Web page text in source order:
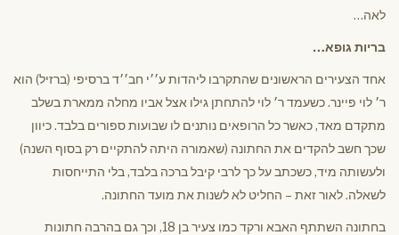
לאה…
בריות גופא…
אחד הצעירים הראשונים שהתקרבו ליהדות ע׳׳י חב׳׳ד ברסיפי (ברזיל) הוא
ר׳ לוי פיינר. כשעמד ר׳ לוי להתחתן גילו אצל אביו מחלה ממארת בשלב
מתקדם מאד, כאשר כל הרופאים נותנים לו שבועות ספורים בלבד. כיוון
שכך חשב להקדים את החתונה (שאמורה היתה להתקיים רק בסוף השנה)
ולעשותה מיד, כשכתב על כך לרבי קיבל ברכה בלבד, בלי התייחסות
לשאלה. לאור זאת – החליט לא לשנות את מועד החתונה.
בחתונה השתתף האבא ורקד כמו צעיר בן 18, וכך גם בהרבה חתונות